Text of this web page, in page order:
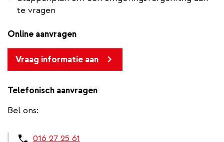
te vragen
Online aanvragen
Vraag informatie aan
Telefonisch aanvragen
Bel ons:
016 27 25 61